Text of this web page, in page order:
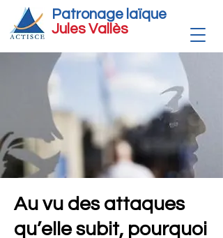
Patronage laïque
Jules Vallès
Au vu des attaques
qu’elle subit, pourquoi